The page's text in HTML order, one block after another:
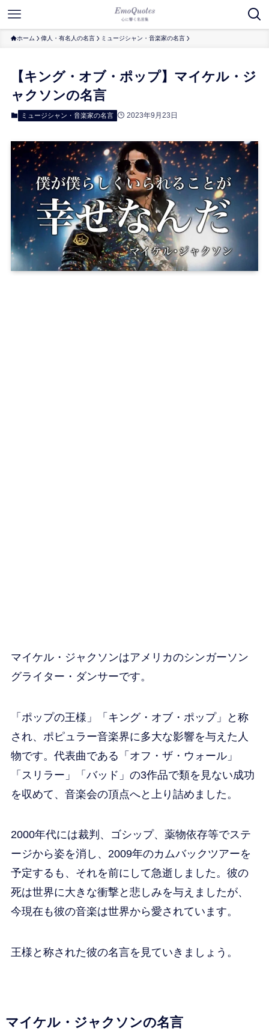
ホーム 偉人・有名人の名言 ミュージシャン・音楽家の名言
【キング・オブ・ポップ】マイケル・ジ
ャクソンの名言
ミュージシャン・音楽家の名言 2023年9月23日
マイケル・ジャクソンはアメリカのシンガーソン
グライター・ダンサーです。
「ポップの王様」「キング・オブ・ポップ」と称
され、ポピュラー音楽界に多大な影響を与えた人
物です。代表曲である「オフ・ザ・ウォール」
「スリラー」「バッド」の3作品で類を見ない成功
を収めて、音楽会の頂点へと上り詰めました。
2000年代には裁判、ゴシップ、薬物依存等でステ
ージから姿を消し、2009年のカムバックツアーを
予定するも、それを前にして急逝しました。彼の
死は世界に大きな衝撃と悲しみを与えましたが、
今現在も彼の音楽は世界から愛されています。
王様と称された彼の名言を見ていきましょう。
マイケル・ジャクソンの名言